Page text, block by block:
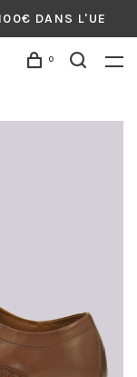
DANS L'UE
0